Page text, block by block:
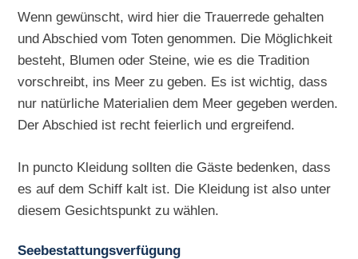
Wenn gewünscht, wird hier die Trauerrede gehalten
und Abschied vom Toten genommen. Die Möglichkeit
besteht, Blumen oder Steine, wie es die Tradition
vorschreibt, ins Meer zu geben. Es ist wichtig, dass
nur natürliche Materialien dem Meer gegeben werden.
Der Abschied ist recht feierlich und ergreifend.
In puncto Kleidung sollten die Gäste bedenken, dass
es auf dem Schiff kalt ist. Die Kleidung ist also unter
diesem Gesichtspunkt zu wählen.
Seebestattungsverfügung